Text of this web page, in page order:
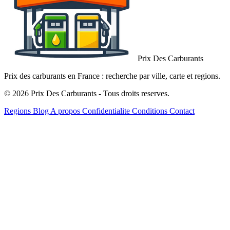
Prix Des Carburants
Prix des carburants en France : recherche par ville, carte et regions.
© 2026 Prix Des Carburants - Tous droits reserves.
Regions Blog A propos Confidentialite Conditions Contact